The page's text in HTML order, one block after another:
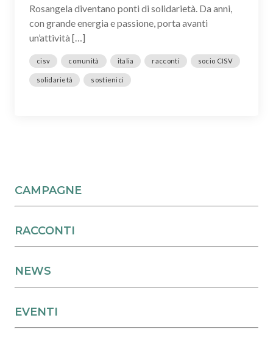
Rosangela diventano ponti di solidarietà. Da anni,
con grande energia e passione, porta avanti
un’attività […]
cisv comunità italia racconti socio CISV
solidarietà sostienici
CAMPAGNE
RACCONTI
NEWS
EVENTI